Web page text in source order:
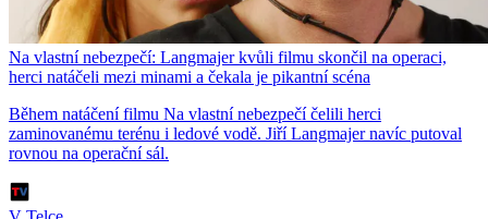
Na vlastní nebezpečí: Langmajer kvůli filmu skončil na operaci,
herci natáčeli mezi minami a čekala je pikantní scéna
Během natáčení filmu Na vlastní nebezpečí čelili herci
zaminovanému terénu i ledové vodě. Jiří Langmajer navíc putoval
rovnou na operační sál.